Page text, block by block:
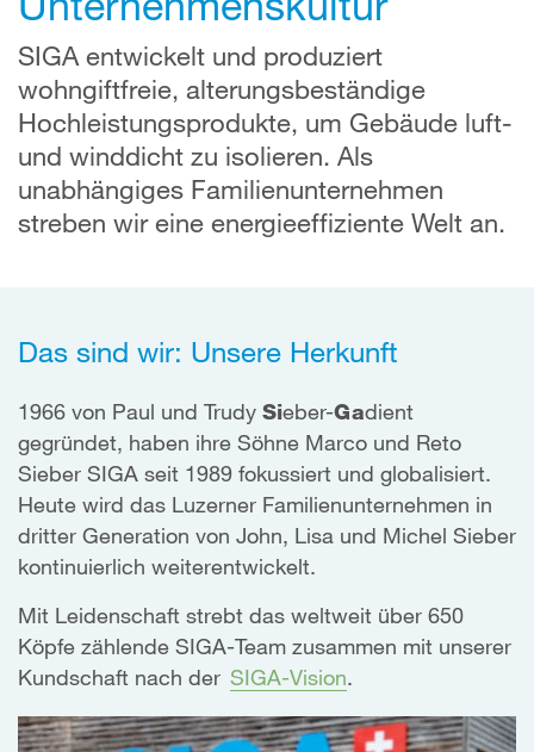
SIGA entwickelt und produziert
wohngiftfreie, alterungsbeständige
Hochleistungsprodukte, um Gebäude luft-
und winddicht zu isolieren. Als
unabhängiges Familienunternehmen
streben wir eine energieeffiziente Welt an.
Das sind wir: Unsere Herkunft
1966 von Paul und Trudy Sieber-Gadient
gegründet, haben ihre Söhne Marco und Reto
Sieber SIGA seit 1989 fokussiert und globalisiert.
Heute wird das Luzerner Familienunternehmen in
dritter Generation von John, Lisa und Michel Sieber
kontinuierlich weiterentwickelt.
Mit Leidenschaft strebt das weltweit über 650
Köpfe zählende SIGA-Team zusammen mit unserer
Kundschaft nach der SIGA-Vision.